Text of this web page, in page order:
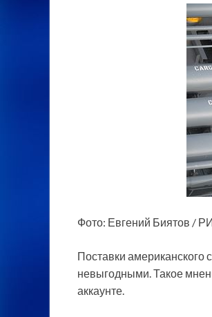
Фото: Евгений Биятов /
Поставки американского
невыгодными. Такое
аккаунте.